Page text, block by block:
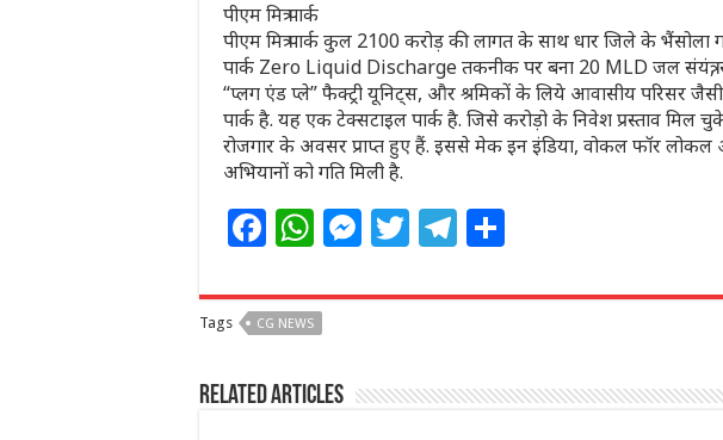
पीएम मित्र पार्क
पीएम मित्र पार्क कुल 2100 करोड़ की लागत के साथ धार जिले के भैंसोला
पार्क Zero Liquid Discharge तकनीक पर बना 20 MLD जल संयंत्र,
“प्लग एंड प्ले” फैक्ट्री यूनिट्स, और श्रमिकों के लिये आवासीय परिसर
पार्क है. यह एक टेक्‍सटाइल पार्क है. जिसे करोड़ो के निवेश प्रस्‍ताव मिल
रोजगार के अवसर प्राप्‍त हुए हैं. इससे मेक इन इंडिया, वोकल फॉर
अभियानों को गति मिली है.
F
c
e
b
o
W
at
s
A
p
M
ss
n
g
T
itt
r
T
e
ra
m
ar
Tags CG NEWS
Related Articles